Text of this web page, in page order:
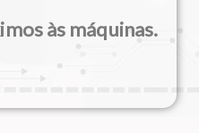
às máquinas.